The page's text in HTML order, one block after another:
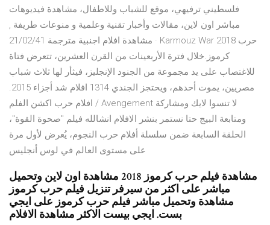
فلسطيني ترفيهي، موقع للشباب وللاطفال، مشاهدة فيديوهات
مباشر اون لاين، مقالات وأخبار تقنية وعلمية و منوعات طريفة ,
مشاهدة افلام اجنبية مترجمة 21/02/41 · Karmouz War 2018 حرب
كرموز.خلال فترة اﻷربعينات من القرن العشرين، تتعرض فتاة
للاغتصاب على يد مجموعة من الجنود اﻹنجليز، فيثأر لها ثلاث شباب
مصريين، يموت أحدهم، ويحتجز الجندي 1314 افلام شد أجزاء 2015.
افلام حرب اكشن الفلم / Avengement لا تنسوا لايك ومشاركة
ومتابعة البيج حتا نستمر بنشر الافلام انشالله فيلم "صحوة القوة"،
الحلقة السابعة ضمن سلسلة أفلام حرب النجوم، يُعرض لأول مرة
على مستوى العالم في لوس أنجليس
مشاهدة فيلم حرب كرموز 2018 مشاهدة اون لاين وتحميل
مباشر على اكثر من سيرفر تنزيل فيلم حرب كرموز
مشاهدة وتحميل مباشر فيلم حرب كرموز على ايجي
بست. ايجي بيست الاكثر مشاهدة الافلام